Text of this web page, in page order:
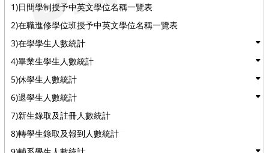
1)日間學制授予中英文學位名稱一覽表
2)在職進修學位班授予中英文學位名稱一覽表
3)在學學生人數統計
4)畢業生學生人數統計
5)休學生人數統計
6)退學生人數統計
7)新生錄取及註冊人數統計
8)轉學生錄取及報到人數統計